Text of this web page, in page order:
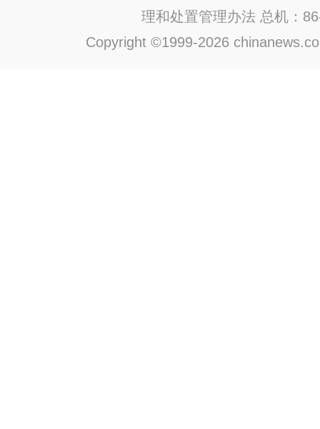
理和处置管理办法 总机：
Copyright ©1999-2026